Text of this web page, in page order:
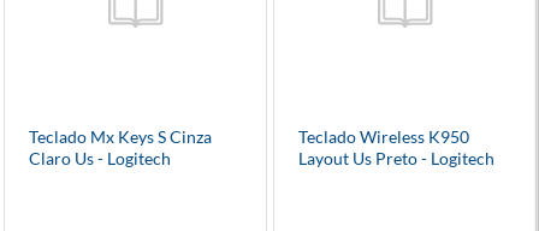
Teclado Mx Keys S Cinza
Claro Us - Logitech
Teclado Wireless K950
Layout Us Preto - Logitech